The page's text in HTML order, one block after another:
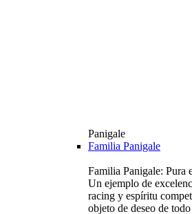
Panigale
Familia Panigale
Familia Panigale: Pura
Un ejemplo de
racing y espíritu
objeto de deseo de